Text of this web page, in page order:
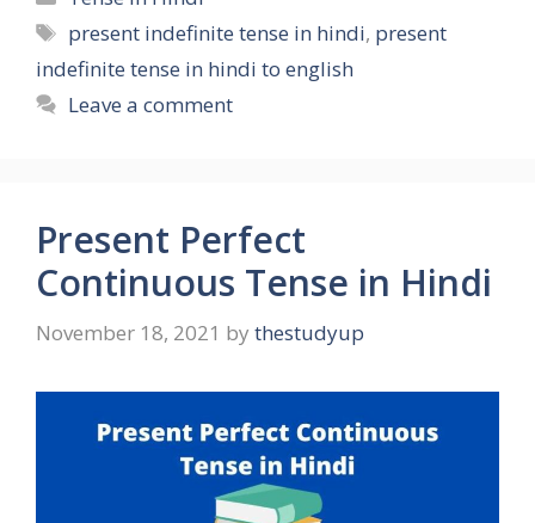
Tags
present indefinite tense in hindi, present
indefinite tense in hindi to english
Leave a comment
Present Perfect
Continuous Tense in Hindi
November 18, 2021 by thestudyup